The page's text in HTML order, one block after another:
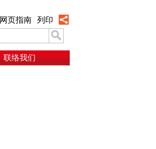
网页指南 列印
联络我们